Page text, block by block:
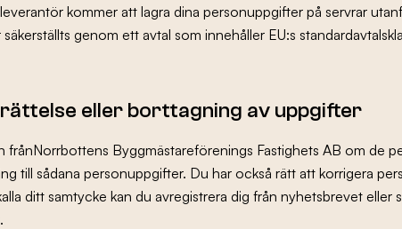
kommer att lagra dina personuppgifter på servrar
genom ett avtal som innehåller EU:s
eller borttagning av uppgifter
frånNorrbottens Byggmästareförenings Fastighets AB om de
till sådana personuppgifter. Du har också rätt att korrigera
ditt samtycke kan du avregistrera dig från nyhetsbrevet eller